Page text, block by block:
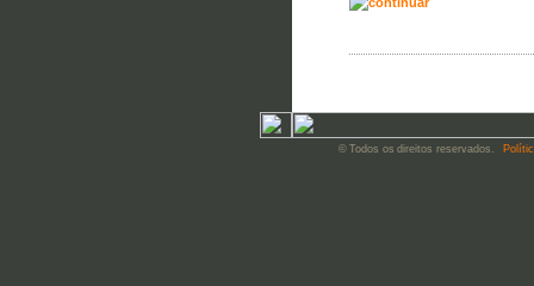
© Todos os direitos reservados.